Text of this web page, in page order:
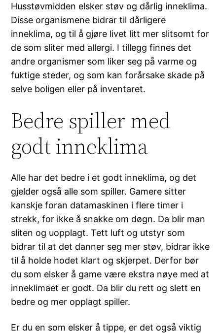
Husstøvmidden elsker støv og dårlig inneklima.
Disse organismene bidrar til dårligere
inneklima, og til å gjøre livet litt mer slitsomt for
de som sliter med allergi. I tillegg finnes det
andre organismer som liker seg på varme og
fuktige steder, og som kan forårsake skade på
selve boligen eller på inventaret.
Bedre spiller med
godt inneklima
Alle har det bedre i et godt inneklima, og det
gjelder også alle som spiller. Gamere sitter
kanskje foran datamaskinen i flere timer i
strekk, for ikke å snakke om døgn. Da blir man
sliten og uopplagt. Tett luft og utstyr som
bidrar til at det danner seg mer støv, bidrar ikke
til å holde hodet klart og skjerpet. Derfor bør
du som elsker å game være ekstra nøye med at
inneklimaet er godt. Da blir du rett og slett en
bedre og mer opplagt spiller.
Er du en som elsker å tippe, er det også viktig